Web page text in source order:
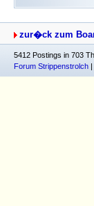
zur�ck zum
5412 Postings in 703
Forum Strippenstrolch |